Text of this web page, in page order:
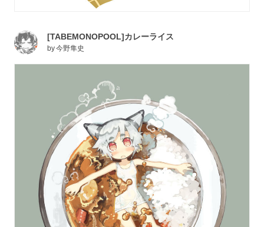
[TABEMONOPOOL]カレーライス
by今野隼史